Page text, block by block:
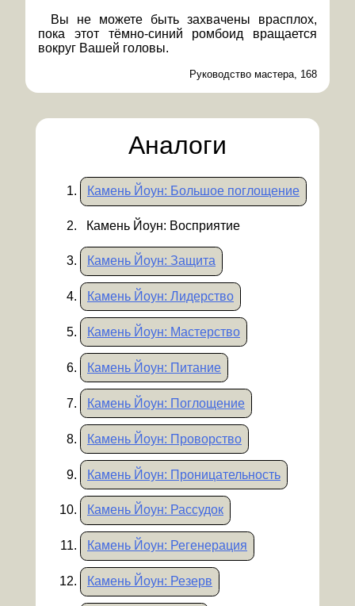
Вы не можете быть захвачены врасплох,
пока этот тёмно-синий ромбоид вращается
вокруг Вашей головы.
Руководство мастера, 168
Аналоги
Камень Йоун: Большое поглощение
Камень Йоун: Восприятие
Камень Йоун: Защита
Камень Йоун: Лидерство
Камень Йоун: Мастерство
Камень Йоун: Питание
Камень Йоун: Поглощение
Камень Йоун: Проворство
Камень Йоун: Проницательность
Камень Йоун: Рассудок
Камень Йоун: Регенерация
Камень Йоун: Резерв